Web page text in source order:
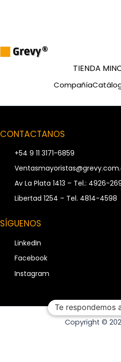
TIENDA
Compañía
CONTACTANOS
+54 9 11 3171-6859
Av La Plata 1413 – Tel.: 4926-
Libertad 1254 – Tel. 4814-4598
SÍGUENOS
LinkedIn
Facebook
Instagram
Copyright ©
Te respondemos